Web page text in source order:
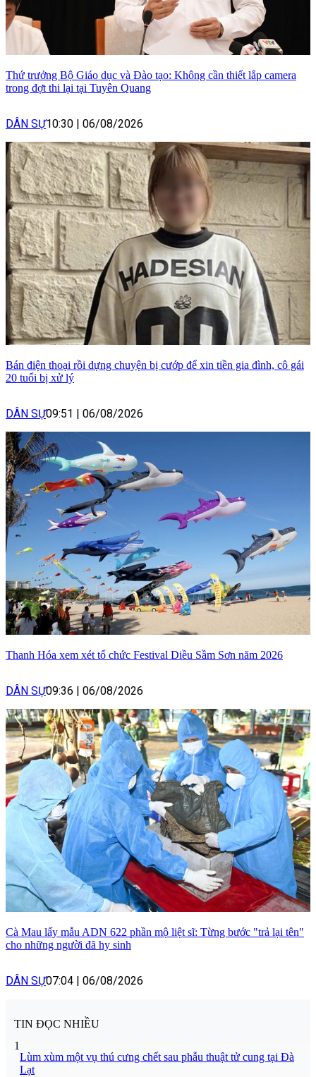
Thứ trưởng Bộ Giáo dục và Đào tạo: Không cần thiết lắp camera
trong đợt thi lại tại Tuyên Quang
DÂN SỰ10:30 06/08/2026
Bán điện thoại rồi dựng chuyện bị cướp để xin tiền gia đình, cô gái
20 tuổi bị xử lý
DÂN SỰ09:51 06/08/2026
Thanh Hóa xem xét tổ chức Festival Diều Sầm Sơn năm 2026
DÂN SỰ09:36 06/08/2026
Cà Mau lấy mẫu ADN 622 phần mộ liệt sĩ: Từng bước "trả lại tên"
cho những người đã hy sinh
DÂN SỰ07:04 06/08/2026
TIN ĐỌC NHIỀU
1
Lùm xùm một vụ thú cưng chết sau phẫu thuật tử cung tại Đà
Lạt